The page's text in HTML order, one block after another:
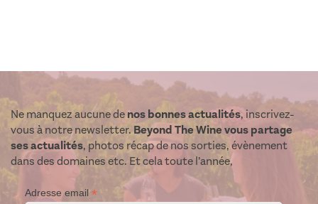
Ne manquez aucune denos bonnes actualités, inscrivez-
vous à notre newsletter. Beyond The Wine vous partage
ses actualités, photos récap de nos sorties, évènement
dans des domaines etc. Et cela toute l’année,
Adresse email *